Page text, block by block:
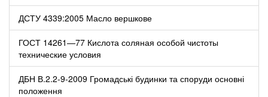
ДСТУ 4339:2005 Масло вершкове
ГОСТ 14261—77 Кислота соляная особой чистоты
технические условия
ДБН В.2.2-9-2009 Громадські будинки та споруди основні
положення